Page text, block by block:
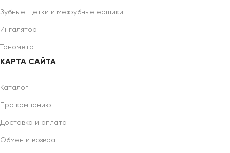
Зубные щетки и межзубные ершики
Ингалятор
Тонометр
КАРТА САЙТА
Каталог
Про компанию
Доставка и оплата
Обмен и возврат